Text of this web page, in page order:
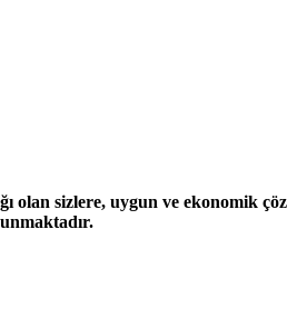
olan sizlere, uygun ve ekonomik